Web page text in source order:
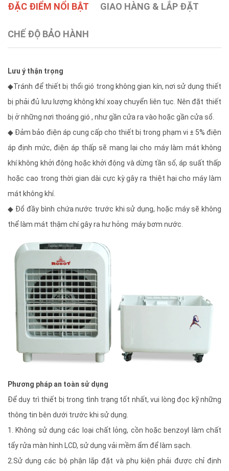
ĐẶC ĐIỂM NỔI BẬT GIAO HÀNG & LẮP ĐẶT
CHẾ ĐỘ BẢO HÀNH
Lưu ý thận trọng
◆Tránh để thiết bị thổi gió trong không gian kín, nơi sử dụng thiết
bị phải đủ lưu lượng không khí xoay chuyển liên tục. Nên đặt thiết
bị ở những nơi thoáng gió , như gần cửa ra vào hoặc gần cửa sổ.
◆ Đảm bảo điện áp cung cấp cho thiết bị trong phạm vi ± 5% điện
áp định mức, điện áp thấp sẽ mang lại cho máy làm mát không
khí không khởi động hoặc khởi động và dừng tần số, áp suất thấp
hoặc cao trong thời gian dài cực kỳ gây ra thiệt hại cho máy làm
mát không khí.
◆ Đổ đầy bình chứa nước trước khi sử dụng, hoặc máy sẽ không
thể làm mát thậm chí gây ra hư hỏng máy bơm nước.
Phương pháp an toàn sử dụng
Để duy trì thiết bị trong tình trạng tốt nhất, vui lòng đọc kỹ những
thông tin bên dưới trước khi sử dụng.
1. Không sử dụng các loại chất lỏng, cồn hoặc benzoyl làm chất
tẩy rửa màn hình LCD, sử dụng vải mềm ẩm để làm sạch.
2.Sử dụng các bộ phận lắp đặt và phụ kiện phải được chỉ định